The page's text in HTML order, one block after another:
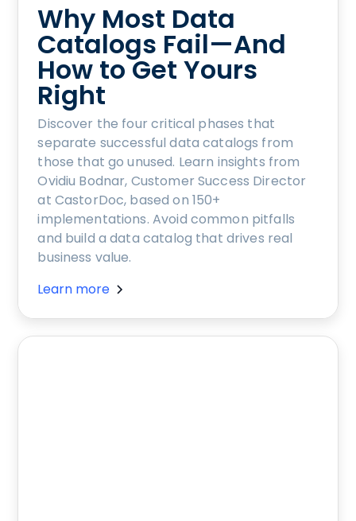
Why Most Data
Catalogs Fail—And
How to Get Yours
Right
Discover the four critical phases that
separate successful data catalogs from
those that go unused. Learn insights from
Ovidiu Bodnar, Customer Success Director
at CastorDoc, based on 150+
implementations. Avoid common pitfalls
and build a data catalog that drives real
business value.
Learn more